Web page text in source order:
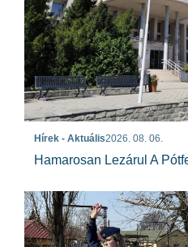
Hírek - Aktuális2026. 08. 06.
Hamarosan Lezárul A